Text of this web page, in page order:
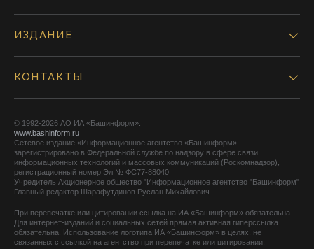
ИЗДАНИЕ
КОНТАКТЫ
© 1992-2026 АО ИА «Башинформ».
www.bashinform.ru
Сетевое издание «Информационное агентство «Башинформ»
зарегистрировано в Федеральной службе по надзору в сфере связи,
информационных технологий и массовых коммуникаций (Роскомнадзор),
регистрационный номер Эл № ФС77-88040
Учредитель Акционерное общество "Информационное агентство "Башинформ"
Главный редактор Шарафутдинов Руслан Михайлович
При перепечатке или цитировании ссылка на ИА «Башинформ» обязательна.
Для интернет-изданий и социальных сетей прямая активная гиперссылка
обязательна. Использование логотипа ИА «Башинформ» в целях, не
связанных с ссылкой на агентство при перепечатке или цитировании,